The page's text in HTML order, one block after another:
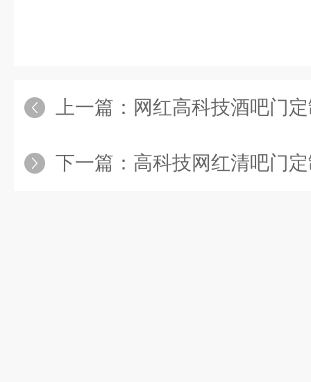
上一篇： 网红高科技酒吧门
下一篇： 高科技网红清吧门